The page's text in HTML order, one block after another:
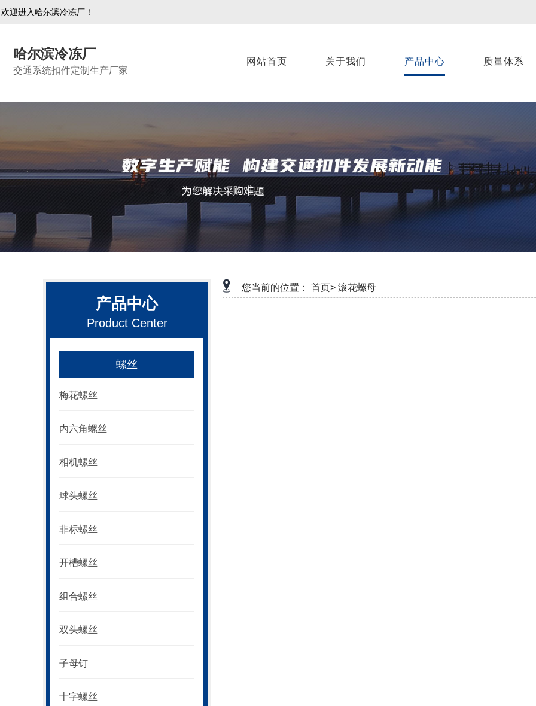
欢迎进入哈尔滨冷冻厂！
哈尔滨冷冻厂
交通系统扣件定制生产厂家
网站首页 关于我们 产品中心 质量体系
产品中心
Product Center
螺丝
梅花螺丝
内六角螺丝
相机螺丝
球头螺丝
非标螺丝
开槽螺丝
组合螺丝
双头螺丝
子母钉
十字螺丝
您当前的位置： 首页> 滚花螺母